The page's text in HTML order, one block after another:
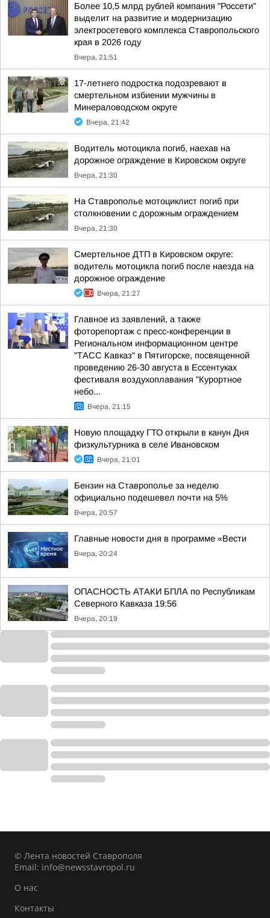
Более 10,5 млрд рублей компания "Россети"
выделит на развитие и модернизацию
электросетевого комплекса Ставропольского
края в 2026 году
Вчера, 21:51
17-летнего подростка подозревают в
смертельном избиении мужчины в
Минераловодском округе
Вчера, 21:42
Водитель мотоцикла погиб, наехав на
дорожное ограждение в Кировском округе
Вчера, 21:30
На Ставрополье мотоциклист погиб при
столкновении с дорожным ограждением
Вчера, 21:30
Смертельное ДТП в Кировском округе:
водитель мотоцикла погиб после наезда на
дорожное ограждение
Вчера, 21:27
Главное из заявлений, а также
фоторепортаж с пресс-конференции в
Региональном информационном центре
"ТАСС Кавказ" в Пятигорске, посвященной
проведению 26-30 августа в Ессентуках
фестиваля воздухоплавания "Курортное
небо...
Вчера, 21:15
Новую площадку ГТО открыли в канун Дня
физкультурника в селе Ивановском
Вчера, 21:01
Бензин на Ставрополье за неделю
официально подешевел почти на 5%
Вчера, 20:57
Главные новости дня в программе «Вести
Вчера, 20:24
ОПАСНОСТЬ АТАКИ БПЛА по Республикам
Северного Кавказа 19:56
Вчера, 20:19
© Лента новостей Ставрополя
Email: info@newsstavropol.ru
О нас
Контакты